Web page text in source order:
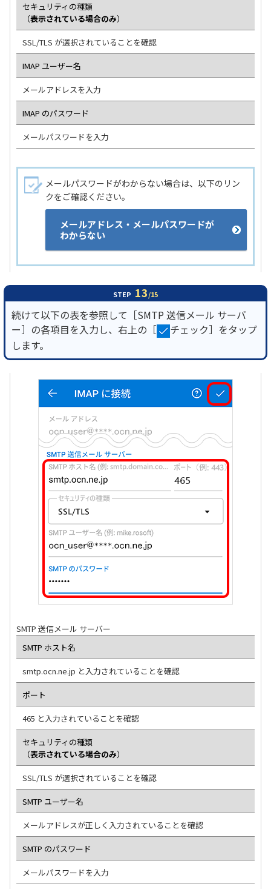
セキュリティの種類
（表示されている場合のみ）
SSL/TLS が選択されていることを確認
IMAP ユーザー名
メールアドレスを入力
IMAP のパスワード
メールパスワードを入力
メールパスワードがわからない場合は、以下のリン
クをご確認ください。
メールアドレス・メールパスワードが
わからない
STEP 13/15
続けて以下の表を参照して［SMTP 送信メール サーバ
ー］の各項目を入力し、右上の［
チェック］をタップ
します。
SMTP 送信メール サーバー
SMTP ホスト名
smtp.ocn.ne.jp と入力されていることを確認
ポート
465 と入力されていることを確認
セキュリティの種類
（表示されている場合のみ）
SSL/TLS が選択されていることを確認
SMTP ユーザー名
メールアドレスが正しく入力されていることを確認
SMTP のパスワード
メールパスワードを入力